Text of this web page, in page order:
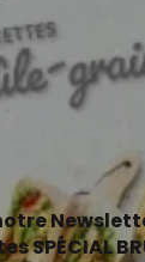
SPÉCIAL